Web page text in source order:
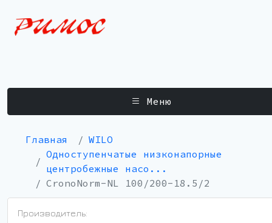
Меню
Главная
WILO
Одноступенчатые низконапорные
центробежные насо...
CronoNorm-NL 100/200-18.5/2
Производитель: